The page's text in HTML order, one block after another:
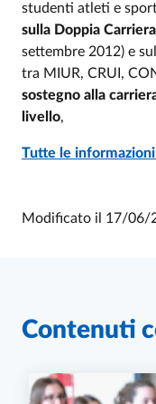
studenti atleti e
sulla Doppia
settembre 2012) e
tra MIUR, CRUI,
sostegno alla
livello,
Tutte le
Modificato il 17/06/
Contenuti